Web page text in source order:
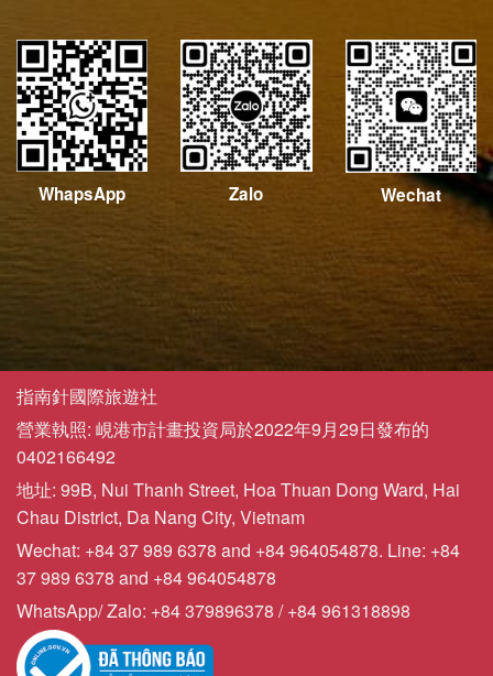
WhapsApp Zalo Wechat
指南針國際旅遊社
營業執照: 峴港市計畫投資局於2022年9月29日發布的
0402166492
地址: 99B, Nui Thanh Street, Hoa Thuan Dong Ward, Hai
Chau District, Da Nang City, Vietnam
Wechat: +84 37 989 6378 and +84 964054878. Line: +84
37 989 6378 and +84 964054878
WhatsApp/ Zalo: +84 379896378 / +84 961318898